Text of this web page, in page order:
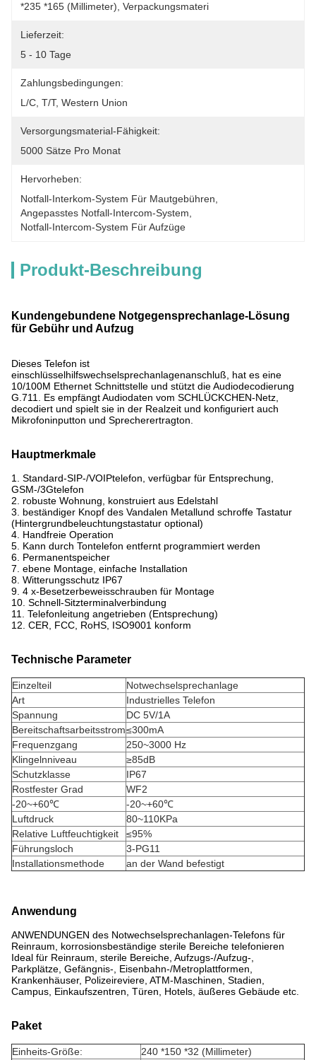
*235 *165 (Millimeter), Verpackungsmateri
Lieferzeit:
5 - 10 Tage
Zahlungsbedingungen:
L/C, T/T, Western Union
Versorgungsmaterial-Fähigkeit:
5000 Sätze Pro Monat
Hervorheben:
Notfall-Interkom-System Für Mautgebühren
Angepasstes Notfall-Intercom-System
Notfall-Intercom-System Für Aufzüge
Produkt-Beschreibung
Kundengebundene Notgegensprechanlage-Lösung
für Gebühr und Aufzug
Dieses Telefon ist
einschlüsselhilfswechselsprechanlagenanschluß, hat es eine
10/100M Ethernet Schnittstelle und stützt die Audiodecodierung
G.711. Es empfängt Audiodaten vom SCHLÜCKCHEN-Netz,
decodiert und spielt sie in der Realzeit und konfiguriert auch
Mikrofoninputton und Sprecherertragton.
Hauptmerkmale
1. Standard-SIP-/VOIPtelefon, verfügbar für Entsprechung,
GSM-/3Gtelefon
2. robuste Wohnung, konstruiert aus Edelstahl
3. beständiger Knopf des Vandalen Metallund schroffe Tastatur
(Hintergrundbeleuchtungstastatur optional)
4. Handfreie Operation
5. Kann durch Tontelefon entfernt programmiert werden
6. Permanentspeicher
7. ebene Montage, einfache Installation
8. Witterungsschutz IP67
9. 4 x-Besetzerbeweisschrauben für Montage
10. Schnell-Sitzterminalverbindung
11. Telefonleitung angetrieben (Entsprechung)
12. CER, FCC, RoHS, ISO9001 konform
Technische Parameter
Einzelteil
Notwechselsprechanlage
Art
Industrielles Telefon
Spannung
DC 5V/1A
Bereitschaftsarbeitsstrom≤300mA
Frequenzgang
250~3000 Hz
Klingelnniveau
≥85dB
Schutzklasse
IP67
Rostfester Grad
WF2
-20~+60℃
-20~+60℃
Luftdruck
80~110KPa
Relative Luftfeuchtigkeit
≤95%
Führungsloch
3-PG11
Installationsmethode
an der Wand befestigt
Anwendung
ANWENDUNGEN des Notwechselsprechanlagen-Telefons für
Reinraum, korrosionsbeständige sterile Bereiche telefonieren
Ideal für Reinraum, sterile Bereiche, Aufzugs-/Aufzug-,
Parkplätze, Gefängnis-, Eisenbahn-/Metroplattformen,
Krankenhäuser, Polizeireviere, ATM-Maschinen, Stadien,
Campus, Einkaufszentren, Türen, Hotels, äußeres Gebäude etc.
Paket
Einheits-Größe:
240 *150 *32 (Millimeter)